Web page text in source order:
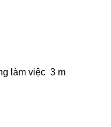
làm việc 3 m